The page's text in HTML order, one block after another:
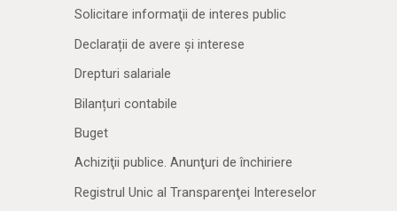
Solicitare informaţii de interes public
Declarații de avere și interese
Drepturi salariale
Bilanțuri contabile
Buget
Achiziţii publice. Anunţuri de închiriere
Registrul Unic al Transparenţei Intereselor